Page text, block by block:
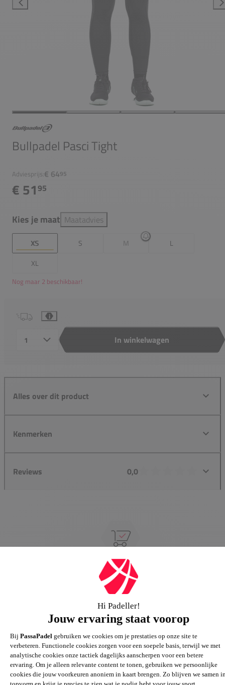
Bullpadel Pasci Tight
Adviesprijs:€ 6495
€ 5195
Kies je maat Maatadvies
XS S M
L
XL
Nog maar 2 beschikbaar!
i
In winkelwagen
Alles over dit product
Kenmerken
Reviews 0,0
Groot assortiment
Gigantisch assortiment met meer dan 21.000+
artikelen